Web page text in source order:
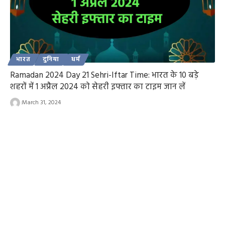
भारत दुनिया धर्म
Ramadan 2024 Day 21 Sehri-Iftar Time: भारत के 10 बड़े
शहरों में 1 अप्रैल 2024 को सेहरी इफ्तार का टाइम जान लें
March 31, 2024